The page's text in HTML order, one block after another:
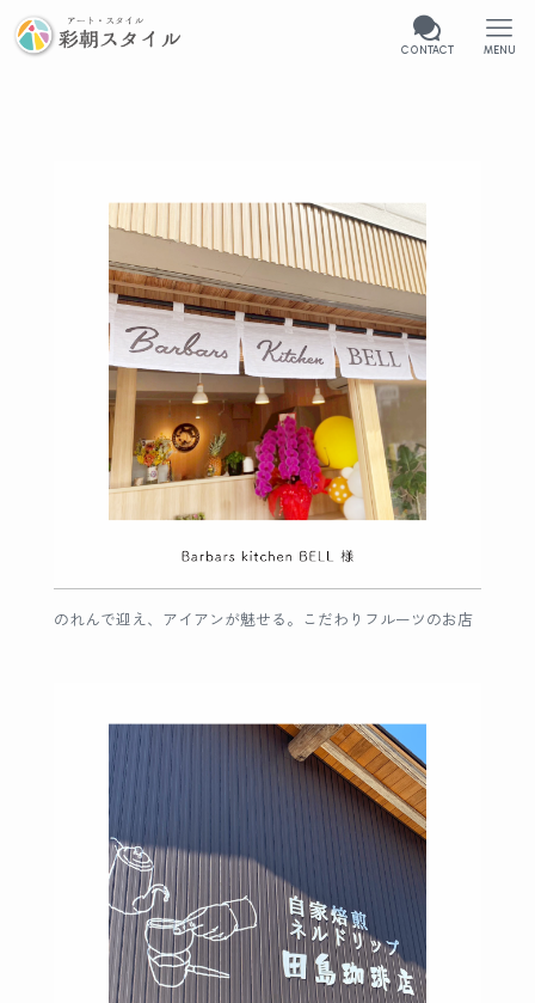
CONTACT MENU
のれんで迎え、アイアンが魅せる。こだわりフルーツのお店